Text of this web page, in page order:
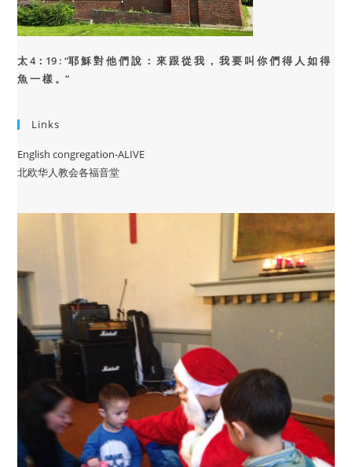
太 4：19 : “耶 穌 對 他 們 說 ： 來 跟 從 我 ， 我 要 叫 你 們 得 人 如 得
魚 一 樣 。”
Links
English congregation-ALIVE
北欧华人教会各福音堂